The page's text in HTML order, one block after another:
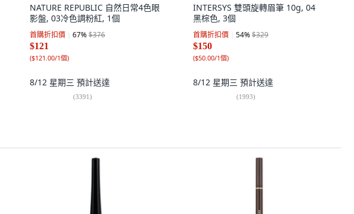
NATURE REPUBLIC 自然日常4色眼
影盤, 03冷色調粉紅, 1個
首購折扣價 67%$376
$121
($121.00/1個)
8/12 星期三 預計送達
(3391)
INTERSYS 雙頭旋轉眉筆 10g, 04
黑棕色, 3個
首購折扣價 54%$329
$150
($50.00/1個)
8/12 星期三 預計送達
(1993)